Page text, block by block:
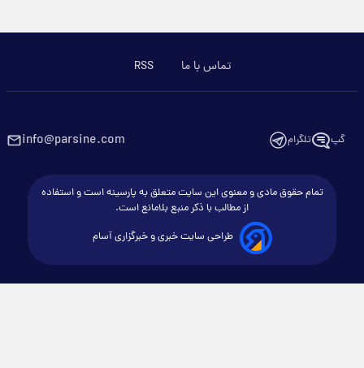
تماس با ما RSS
گپ تلگرام info@parsine.com
تمام حقوق مادی و معنوی این سایت متعلق به پارسینه است و استفاده
از مطالب با ذکر منبع بلامانع است.
طراحی سایت خبری و خبرگزاری آسام